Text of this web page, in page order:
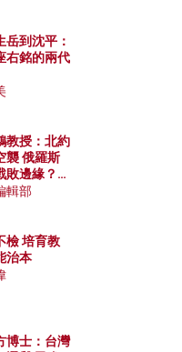
岳到沈平：
右銘的兩代
教授：北約
襲 俄羅斯
敗邊緣？中
件能左右戰
輯部
檢 培育教
治本
博士：台灣